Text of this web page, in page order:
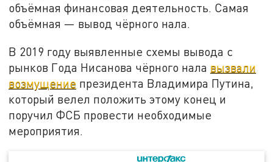
объёмная финансовая деятельность. Самая
объёмная — вывод чёрного нала.
В 2019 году выявленные схемы вывода с
рынков Года Нисанова чёрного нала вызвали
возмущение президента Владимира Путина,
который велел положить этому конец и
поручил ФСБ провести необходимые
мероприятия.